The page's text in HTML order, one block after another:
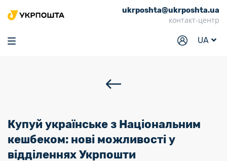
ukrposhta@ukrposhta.ua
контакт-центр
UA
Головна
Маркет
Відділення
Філателія
Купуй українське з Національним
кешбеком: нові можливості у
відділеннях Укрпошти